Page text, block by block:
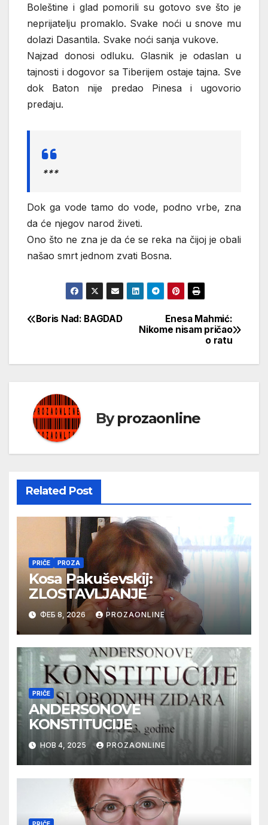
Boleštine i glad pomorili su gotovo sve što je
neprijatelju promaklo. Svake noći u snove mu
dolazi Dasantila. Svake noći sanja vukove.
Najzad donosi odluku. Glasnik je odaslan u
tajnosti i dogovor sa Tiberijem ostaje tajna. Sve
dok Baton nije predao Pinesa i ugovorio
predaju.
***
Dok ga vode tamo do vode, podno vrbe, zna
da će njegov narod živeti.
Ono što ne zna je da će se reka na čijoj je obali
našao smrt jednom zvati Bosna.
Кретање
Enesa Mahmić:
Nikome nisam pričao
o ratu
Boris Nad: BAGDAD
Byprozaonline
Related Post
PRIČE PROZA
Kosa Pakuševskij:
ZLOSTAVLJANJE
ФЕБ 8, 2026 PROZAONLINE
PRIČE
ANDERSONOVE
KONSTITUCIJE
НОВ 4, 2025 PROZAONLINE